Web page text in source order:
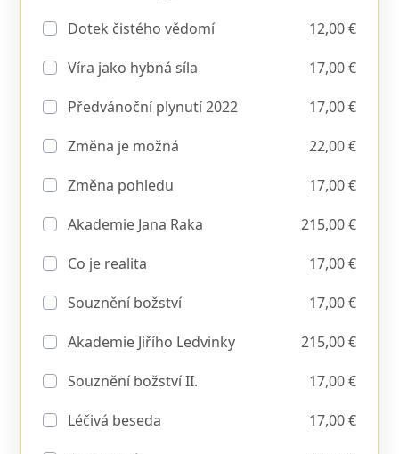
Dotek čistého vědomí
12,00 €
Víra jako hybná síla
17,00 €
Předvánoční plynutí 2022
17,00 €
Změna je možná
22,00 €
Změna pohledu
17,00 €
Akademie Jana Raka
215,00 €
Co je realita
17,00 €
Souznění božství
17,00 €
Akademie Jiřího Ledvinky
215,00 €
Souznění božství II.
17,00 €
Léčivá beseda
17,00 €